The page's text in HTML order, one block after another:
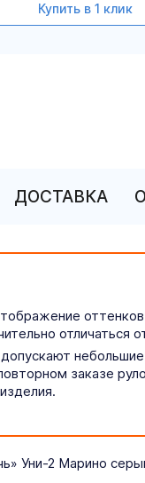
Купить в 1 клик
ДОСТАВКА
отличаться
заказе
Уни-2 Марино